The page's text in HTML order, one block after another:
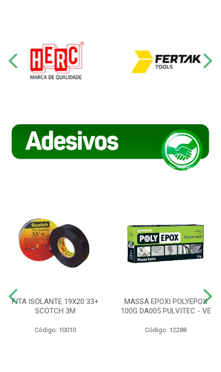
FITA ISOLANTE 19X20 33+
SCOTCH 3M
Código: 10010
MASSA EPOXI POLYEPOX
100G DA005 PULVITEC - VE
Código: 12288